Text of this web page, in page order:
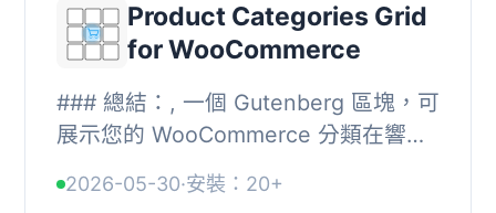
Product Categories Grid
for WooCommerce
### 總結：, 一個 Gutenberg 區塊，可
展示您的 WooCommerce 分類在響應
時查看該分類的商品，以時尚的彈出式
2026-05-30·安裝：20+